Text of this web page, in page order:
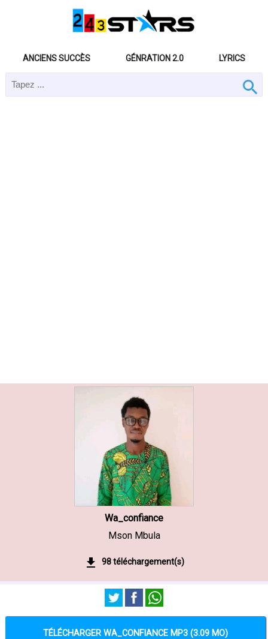
ANCIENS SUCCÈS GÉNRATION 2.0 LYRICS
Wa_confiance
Mson Mbula
98 téléchargement(s)
TÉLÉCHARGER WA_CONFIANCE MP3 (3.09 MO)